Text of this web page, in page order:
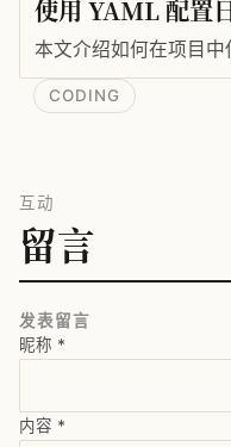
使用 YAML 配置
本文介绍如何在项目
CODING
互动
留言
发表留言
昵称 *
内容 *